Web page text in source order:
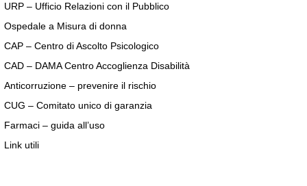
URP – Ufficio Relazioni con il Pubblico
Ospedale a Misura di donna
CAP – Centro di Ascolto Psicologico
CAD – DAMA Centro Accoglienza Disabilità
Anticorruzione – prevenire il rischio
CUG – Comitato unico di garanzia
Farmaci – guida all’uso
Link utili